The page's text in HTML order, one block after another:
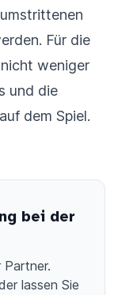
Für die
weniger
und die
dem Spiel.
bei der
Partner.
lassen Sie